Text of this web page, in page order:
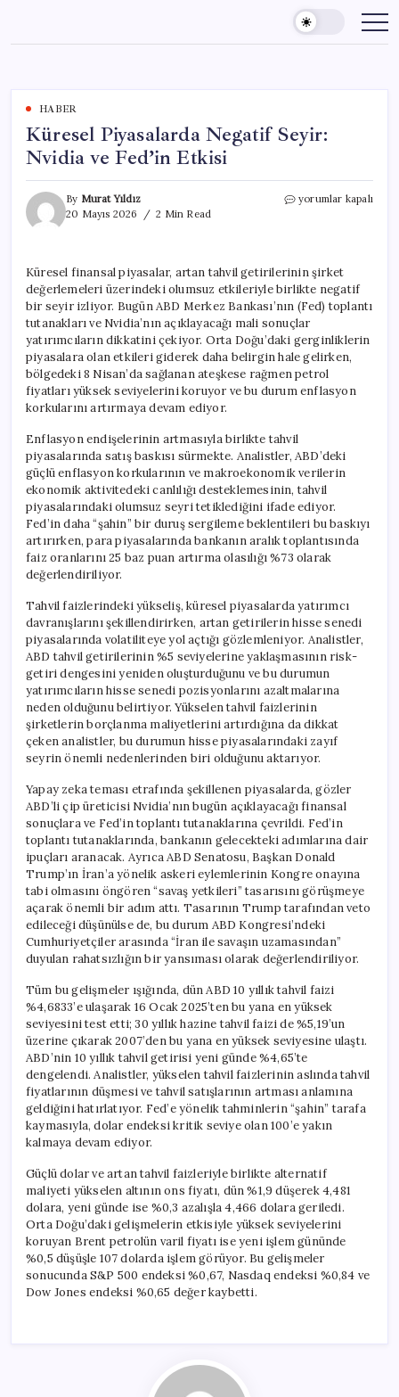
content
HABER
Küresel Piyasalarda Negatif Seyir:
Nvidia ve Fed’in Etkisi
By Murat Yıldız
20 Mayıs 2026
2 Min Read
Küresel
ve
Fed’in
Etkisi
için
yorumlar kapalı
Küresel finansal piyasalar, artan tahvil getirilerinin şirket
değerlemeleri üzerindeki olumsuz etkileriyle birlikte negatif
bir seyir izliyor. Bugün ABD Merkez Bankası’nın (Fed) toplantı
tutanakları ve Nvidia’nın açıklayacağı mali sonuçlar
yatırımcıların dikkatini çekiyor. Orta Doğu’daki gerginliklerin
piyasalara olan etkileri giderek daha belirgin hale gelirken,
bölgedeki 8 Nisan’da sağlanan ateşkese rağmen petrol
fiyatları yüksek seviyelerini koruyor ve bu durum enflasyon
korkularını artırmaya devam ediyor.
Enflasyon endişelerinin artmasıyla birlikte tahvil
piyasalarında satış baskısı sürmekte. Analistler, ABD’deki
güçlü enflasyon korkularının ve makroekonomik verilerin
ekonomik aktivitedeki canlılığı desteklemesinin, tahvil
piyasalarındaki olumsuz seyri tetiklediğini ifade ediyor.
Fed’in daha “şahin” bir duruş sergileme beklentileri bu baskıyı
artırırken, para piyasalarında bankanın aralık toplantısında
faiz oranlarını 25 baz puan artırma olasılığı %73 olarak
değerlendiriliyor.
Tahvil faizlerindeki yükseliş, küresel piyasalarda yatırımcı
davranışlarını şekillendirirken, artan getirilerin hisse senedi
piyasalarında volatiliteye yol açtığı gözlemleniyor. Analistler,
ABD tahvil getirilerinin %5 seviyelerine yaklaşmasının risk-
getiri dengesini yeniden oluşturduğunu ve bu durumun
yatırımcıların hisse senedi pozisyonlarını azaltmalarına
neden olduğunu belirtiyor. Yükselen tahvil faizlerinin
şirketlerin borçlanma maliyetlerini artırdığına da dikkat
çeken analistler, bu durumun hisse piyasalarındaki zayıf
seyrin önemli nedenlerinden biri olduğunu aktarıyor.
Yapay zeka teması etrafında şekillenen piyasalarda, gözler
ABD’li çip üreticisi Nvidia’nın bugün açıklayacağı finansal
sonuçlara ve Fed’in toplantı tutanaklarına çevrildi. Fed’in
toplantı tutanaklarında, bankanın gelecekteki adımlarına dair
ipuçları aranacak. Ayrıca ABD Senatosu, Başkan Donald
Trump’ın İran’a yönelik askeri eylemlerinin Kongre onayına
tabi olmasını öngören “savaş yetkileri” tasarısını görüşmeye
açarak önemli bir adım attı. Tasarının Trump tarafından veto
edileceği düşünülse de, bu durum ABD Kongresi’ndeki
Cumhuriyetçiler arasında “İran ile savaşın uzamasından”
duyulan rahatsızlığın bir yansıması olarak değerlendiriliyor.
Tüm bu gelişmeler ışığında, dün ABD 10 yıllık tahvil faizi
%4,6833’e ulaşarak 16 Ocak 2025’ten bu yana en yüksek
seviyesini test etti; 30 yıllık hazine tahvil faizi de %5,19’un
üzerine çıkarak 2007’den bu yana en yüksek seviyesine ulaştı.
ABD’nin 10 yıllık tahvil getirisi yeni günde %4,65’te
dengelendi. Analistler, yükselen tahvil faizlerinin aslında tahvil
fiyatlarının düşmesi ve tahvil satışlarının artması anlamına
geldiğini hatırlatıyor. Fed’e yönelik tahminlerin “şahin” tarafa
kaymasıyla, dolar endeksi kritik seviye olan 100’e yakın
kalmaya devam ediyor.
Güçlü dolar ve artan tahvil faizleriyle birlikte alternatif
maliyeti yükselen altının ons fiyatı, dün %1,9 düşerek 4,481
dolara, yeni günde ise %0,3 azalışla 4,466 dolara geriledi.
Orta Doğu’daki gelişmelerin etkisiyle yüksek seviyelerini
koruyan Brent petrolün varil fiyatı ise yeni işlem gününde
%0,5 düşüşle 107 dolarda işlem görüyor. Bu gelişmeler
sonucunda S&P 500 endeksi %0,67, Nasdaq endeksi %0,84 ve
Dow Jones endeksi %0,65 değer kaybetti.